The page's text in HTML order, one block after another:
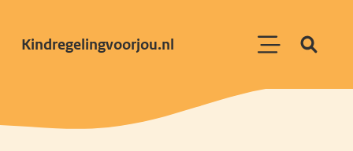
Kindregelingvoorjou.nl